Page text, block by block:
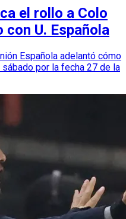
el rollo a Colo
U. Española
Española adelantó cómo
por la fecha 27 de la